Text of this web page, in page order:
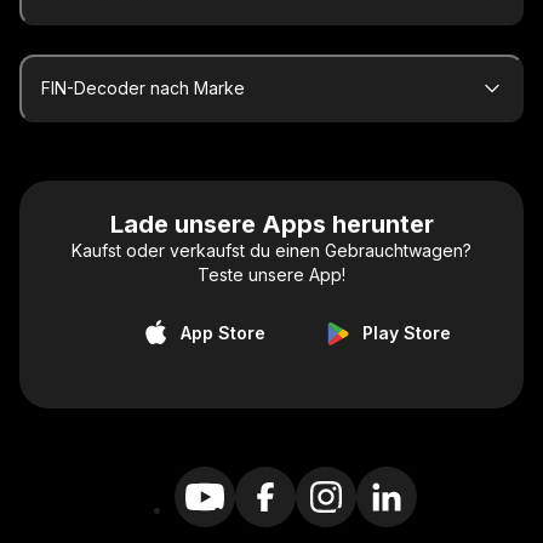
FIN-Decoder nach Marke
Lade unsere Apps herunter
Kaufst oder verkaufst du einen Gebrauchtwagen?
Teste unsere App!
App Store Play Store